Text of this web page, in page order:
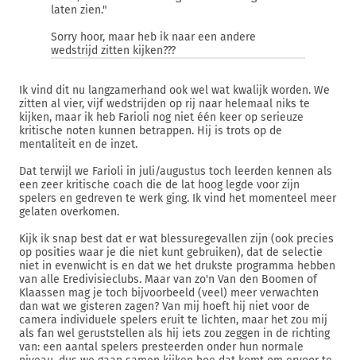
laten zien."
Sorry hoor, maar heb ik naar een andere
wedstrijd zitten kijken???
Ik vind dit nu langzamerhand ook wel wat kwalijk worden. We
zitten al vier, vijf wedstrijden op rij naar helemaal niks te
kijken, maar ik heb Farioli nog niet één keer op serieuze
kritische noten kunnen betrappen. Hij is trots op de
mentaliteit en de inzet.
Dat terwijl we Farioli in juli/augustus toch leerden kennen als
een zeer kritische coach die de lat hoog legde voor zijn
spelers en gedreven te werk ging. Ik vind het momenteel meer
gelaten overkomen.
Kijk ik snap best dat er wat blessuregevallen zijn (ook precies
op posities waar je die niet kunt gebruiken), dat de selectie
niet in evenwicht is en dat we het drukste programma hebben
van alle Eredivisieclubs. Maar van zo'n Van den Boomen of
Klaassen mag je toch bijvoorbeeld (veel) meer verwachten
dan wat we gisteren zagen? Van mij hoeft hij niet voor de
camera individuele spelers eruit te lichten, maar het zou mij
als fan wel geruststellen als hij iets zou zeggen in de richting
van: een aantal spelers presteerden onder hun normale